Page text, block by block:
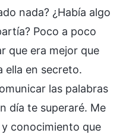
nada? ¿Había algo
Poco a poco
que era mejor que
ella en secreto.
las palabras
día te superaré. Me
conocimiento que